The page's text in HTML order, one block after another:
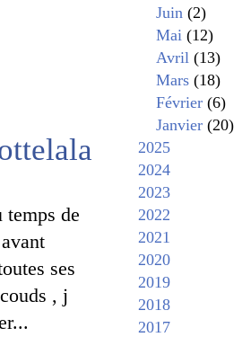
de
ses
, j
Juin (2)
Mai (12)
Avril (13)
Mars (18)
Février (6)
Janvier (20)
2025
2024
2023
2022
2021
2020
2019
2018
2017